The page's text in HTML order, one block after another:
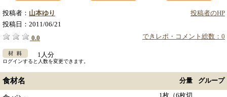
投稿者のHP
投稿者： 山本ゆり
投稿日： 2011/06/21
できレポ・コメント総数：0
0.0
1人分
ログインすると人数を変更できます。
食材名 分量 グループ
1枚（6枚切